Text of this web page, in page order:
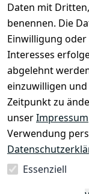
Daten mit
benennen. Die
Einwilligung
Interesses
abgelehnt
einzuwilligen
Zeitpunkt zu
unserImpressum
Verwendung
Essenziell
Rechtliches
Impressum
Datenschutze
rklärung
Barrierefreihe
itserklärung
Widerrufsrec
ht